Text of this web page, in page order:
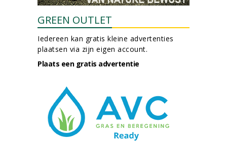
GREEN OUTLET
Iedereen kan gratis kleine advertenties
plaatsen via zijn eigen account.
Plaats een gratis advertentie